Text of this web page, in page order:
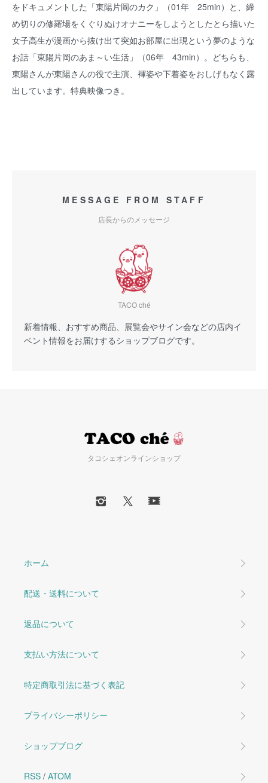
をドキュメントした「東陽片岡のカク」（01年 25min）と、締
め切りの修羅場をくぐりぬけオナニーをしようとしたとら描いた
女子高生が漫画から抜け出て突如お部屋に出現という夢のような
お話「東陽片岡のあま～い生活」（06年 43min）。どちらも、
東陽さんが東陽さんの役で主演、褌姿や下着姿をおしげもなく露
出しています。特典映像つき。
MESSAGE FROM STAFF
店長からのメッセージ
TACO ché
新着情報、おすすめ商品、展覧会やサイン会などの店内イ
ベント情報をお届けするショップブログです。
タコシェオンラインショップ
ホーム
配送・送料について
返品について
支払い方法について
特定商取引法に基づく表記
プライバシーポリシー
ショップブログ
RSS / ATOM